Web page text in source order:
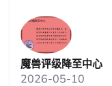
魔兽评级降至中心
2026-05-10